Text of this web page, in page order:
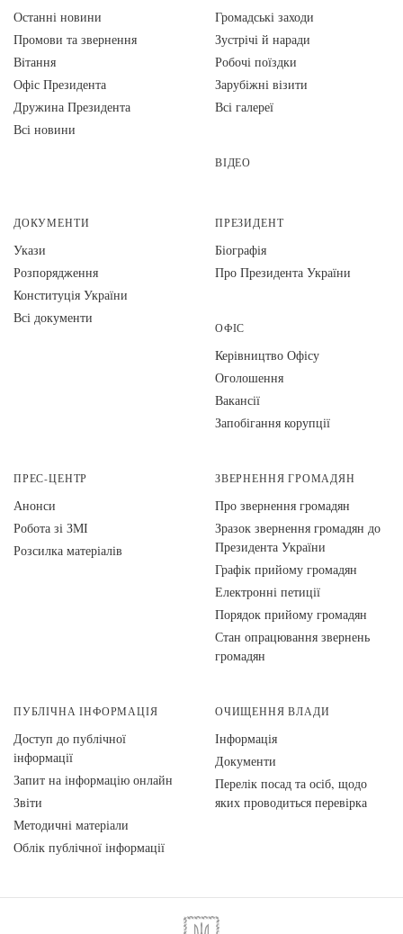
Останні новини
Промови та звернення
Вiтання
Офіс Президента
Дружина Президента
Всі новини
Громадські заходи
Зустрічі й наради
Робочі поїздки
Зарубіжні візити
Всі галереї
ВІДЕО
ДОКУМЕНТИ
Укази
Розпорядження
Конституція України
Всі документи
ПРЕЗИДЕНТ
Біографія
Про Президента України
ОФІС
Керівництво Офісу
Оголошення
Вакансії
Запобігання корупції
ПРЕС-ЦЕНТР
Анонси
Робота зі ЗМІ
Розсилка матеріалів
ЗВЕРНЕННЯ ГРОМАДЯН
Про звернення громадян
Зразок звернення громадян до
Президента України
Графік прийому громадян
Електронні петиції
Порядок прийому громадян
Стан опрацювання звернень
громадян
ПУБЛІЧНА ІНФОРМАЦІЯ
Доступ до публічної
інформації
Запит на інформацію онлайн
Звіти
Методичні матеріали
Облік публічної інформації
ОЧИЩЕННЯ ВЛАДИ
Інформація
Документи
Перелік посад та осіб, щодо
яких проводиться перевірка